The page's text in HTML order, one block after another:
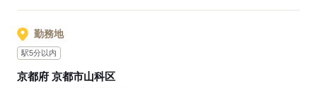
地域手当：10000円
※月給には上記手当を一律含みます
勤務地
駅5分以内
京都府 京都市山科区